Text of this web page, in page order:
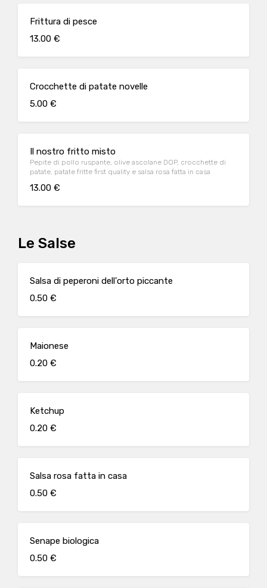
Frittura di pesce
13.00 €
Crocchette di patate novelle
5.00 €
Il nostro fritto misto
Pepite di pollo ruspante, olive ascolane DOP, crocchette di
patate, patate fritte first quality e salsa rosa fatta in casa
13.00 €
Le Salse
Salsa di peperoni dell'orto piccante
0.50 €
Maionese
0.20 €
Ketchup
0.20 €
Salsa rosa fatta in casa
0.50 €
Senape biologica
0.50 €